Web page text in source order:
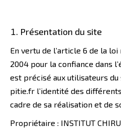
Présentation du site
En vertu de l’article 6 de la loi
2004 pour la confiance dans
est précisé aux utilisateurs
pitie.fr l’identité des
cadre de sa réalisation et de
Propriétaire : INSTITUT